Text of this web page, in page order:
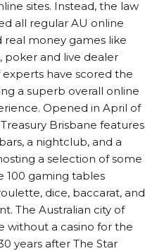
sites. Instead, the law
all regular AU online
real money games like
poker and live dealer
have scored the
a superb overall online
Opened in April of
Brisbane features
a nightclub, and a
a selection of some
100 gaming tables
dice, baccarat, and
The Australian city of
without a casino for the
years after The Star